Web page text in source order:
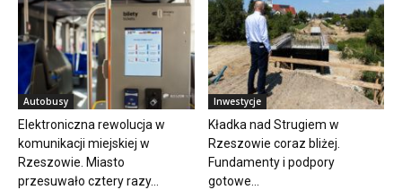
Autobusy
Elektroniczna rewolucja w
komunikacji miejskiej w
Rzeszowie. Miasto
przesuwało cztery razy...
Inwestycje
Kładka nad Strugiem w
Rzeszowie coraz bliżej.
Fundamenty i podpory
gotowe...